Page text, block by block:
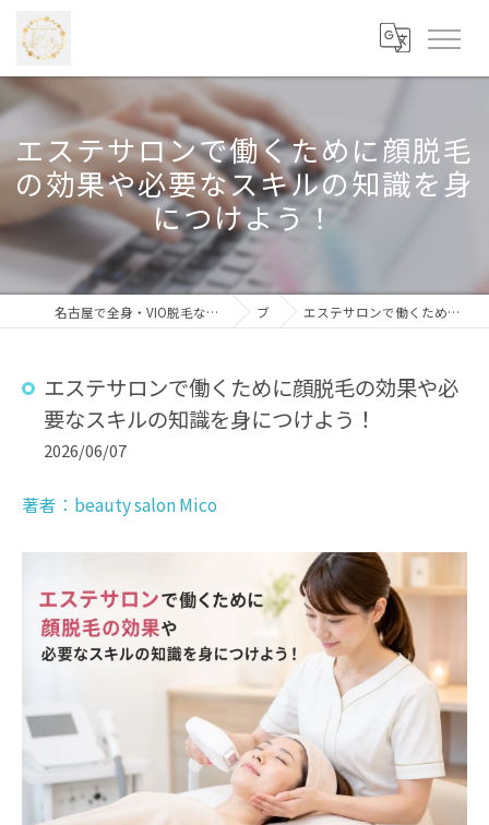
エステサロンで働くために顔脱毛
の効果や必要なスキルの知識を身
につけよう！
名古屋で全身・VIO脱毛なら学割あり・安心価格の「beauty salon Mico 藤が丘店」 ブログ エステサロンで働くために顔脱毛の効果や必要なスキルの知識を身につけよう！
エステサロンで働くために顔脱毛の効果や必
要なスキルの知識を身につけよう！
2026/06/07
著者：beauty salon Mico